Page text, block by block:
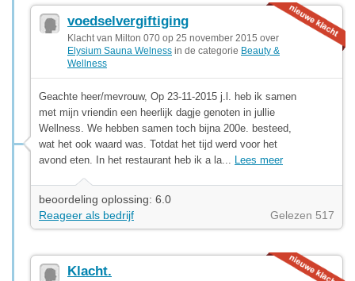
voedselvergiftiging
Klacht van Milton 070 op 25 november 2015 over
Elysium Sauna Welness in de categorie Beauty &
Wellness
Geachte heer/mevrouw, Op 23-11-2015 j.l. heb ik samen
met mijn vriendin een heerlijk dagje genoten in jullie
Wellness. We hebben samen toch bijna 200e. besteed,
wat het ook waard was. Totdat het tijd werd voor het
avond eten. In het restaurant heb ik a la... Lees meer
beoordeling oplossing: 6.0
Reageer als bedrijf
Gelezen 517
Klacht.